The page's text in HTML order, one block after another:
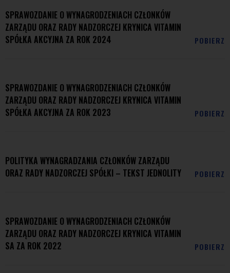
SPRAWOZDANIE O WYNAGRODZENIACH CZŁONKÓW
ZARZĄDU ORAZ RADY NADZORCZEJ KRYNICA VITAMIN
SPÓŁKA AKCYJNA ZA ROK 2024
POBIERZ
SPRAWOZDANIE O WYNAGRODZENIACH CZŁONKÓW
ZARZĄDU ORAZ RADY NADZORCZEJ KRYNICA VITAMIN
SPÓŁKA AKCYJNA ZA ROK 2023
POBIERZ
POLITYKA WYNAGRADZANIA CZŁONKÓW ZARZĄDU
ORAZ RADY NADZORCZEJ SPÓŁKI – TEKST JEDNOLITY
POBIERZ
SPRAWOZDANIE O WYNAGRODZENIACH CZŁONKÓW
ZARZĄDU ORAZ RADY NADZORCZEJ KRYNICA VITAMIN
SA ZA ROK 2022
POBIERZ